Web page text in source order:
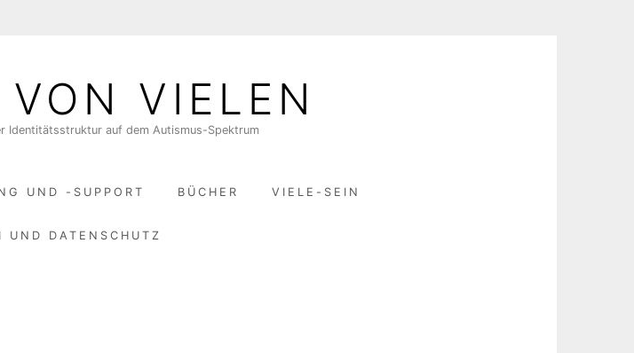
VIELEN
Identitätsstruktur auf dem Autismus-Spektrum
UND -SUPPORT BÜCHER VIELE-SEIN
UND DATENSCHUTZ